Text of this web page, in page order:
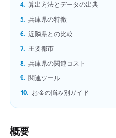
4. 算出方法とデータの出典
5. 兵庫県の特徴
6. 近隣県との比較
7. 主要都市
8. 兵庫県の関連コスト
9. 関連ツール
10. お金の悩み別ガイド
概要